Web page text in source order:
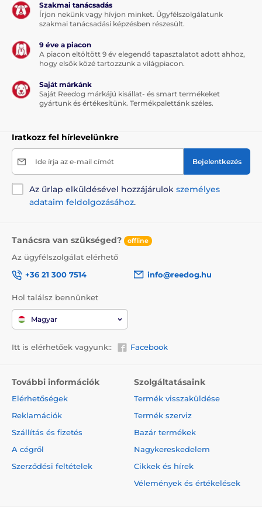
Szakmai tanácsadás
Írjon nekünk vagy hívjon minket. Ügyfélszolgálatunk
szakmai tanácsadási képzésben részesült.
9 éve a piacon
A piacon eltöltött 9 év elegendő tapasztalatot adott ahhoz,
hogy elsők közé tartozzunk a világpiacon.
Saját márkánk
Saját Reedog márkájú kisállat- és smart termékeket
gyártunk és értékesítünk. Termékpalettánk széles.
Iratkozz fel hírlevelünkre
Ide írja az e-mail címét Bejelentkezés
Az űrlap elküldésével hozzájárulok személyes
adataim feldolgozásához.
Tanácsra van szükséged? offline
Az ügyfélszolgálat elérhető
+36 21 300 7514
info@reedog.hu
Hol találsz bennünket
Magyar
Itt is elérhetőek vagyunk:: Facebook
További információk
Elérhetőségek
Reklamációk
Szállítás és fizetés
A cégről
Szerződési feltételek
Szolgáltatásaink
Termék visszaküldése
Termék szerviz
Bazár termékek
Nagykereskedelem
Cikkek és hírek
Vélemények és értékelések